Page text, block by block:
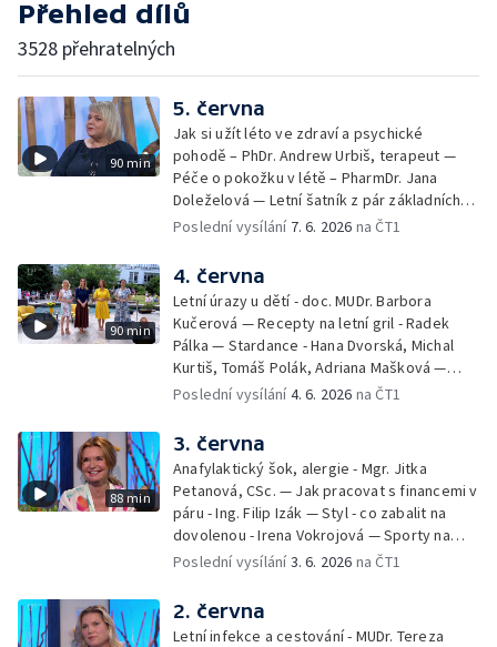
Přehled dílů
3528 přehratelných
90 min
5. června
Jak si užít léto ve zdraví a psychické
pohodě – PhDr. Andrew Urbiš, terapeut —
Péče o pokožku v létě – PharmDr. Jana
Doleželová — Letní šatník z pár základních
kousků – Luděk Šmehlík, stylista —
slavnosti – Jiří Krhut, hudebník — Vaření:
letní párty s přáteli – Pavla Pavelková —
Festival v ulicích – Petra Hradilová — Muzejní
noc
Poslední vysílání 7. 6. 2026 na ČT1
90 min
4. června
Letní úrazy u dětí - doc. MUDr. Barbora
Kučerová — Recepty na letní gril - Radek
Pálka — Stardance - Hana Dvorská, Michal
Kurtiš, Tomáš Polák, Adriana Mašková —
Debbie — Dětský čin roku — Zooterapie -
Jírová — Patrik Eliáš — Sladké recepty na
léto - Míša Sedláčková
Poslední vysílání4. 6. 2026 na ČT1
88 min
3. června
Anafylaktický šok, alergie - Mgr. Jitka
Petanová, CSc. — Jak pracovat s financemi v
páru - Ing. Filip Izák — Styl - co zabalit na
dovolenou - Irena Vokrojová — Sporty na
léto - paddleboard — Alžběta Jungrová —
Heřmánková, Zdeněk Žák, Josef Vrána
Poslední vysílání3. 6. 2026 na ČT1
2. června
Letní infekce a cestování - MUDr. Tereza